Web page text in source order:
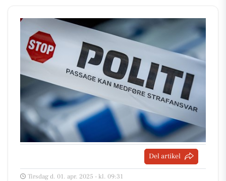
Del artikel
Tirsdag d. 01. apr. 2025 - kl. 09:31